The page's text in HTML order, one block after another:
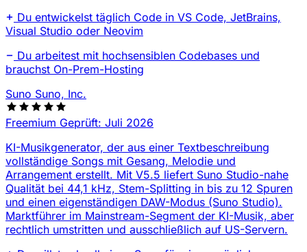
Du entwickelst täglich Code in VS Code, JetBrains,
Visual Studio oder Neovim
Du arbeitest mit hochsensiblen Codebases und
brauchst On-Prem-Hosting
Suno Suno, Inc.
Freemium Geprüft: Juli 2026
KI-Musikgenerator, der aus einer Textbeschreibung
vollständige Songs mit Gesang, Melodie und
Arrangement erstellt. Mit V5.5 liefert Suno Studio-nahe
Qualität bei 44,1 kHz, Stem-Splitting in bis zu 12 Spuren
und einen eigenständigen DAW-Modus (Suno Studio).
Marktführer im Mainstream-Segment der KI-Musik, aber
rechtlich umstritten und ausschließlich auf US-Servern.